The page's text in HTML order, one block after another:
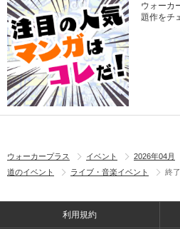
ウォーカ
題作をチ
ウォーカープラス イベント 2026年04月
道のイベント
ライブ・音楽イベント 終
利用規約